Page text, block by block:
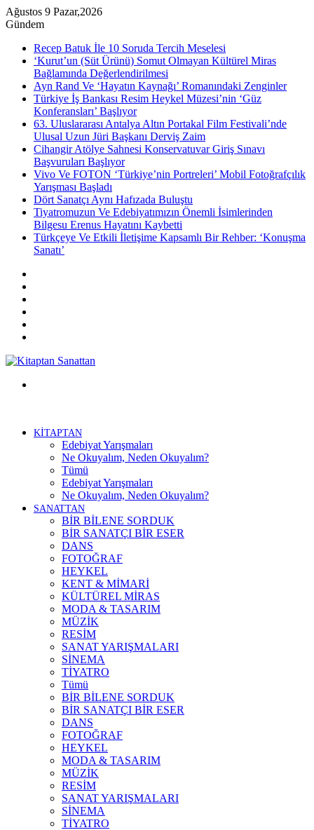
Ağustos 9 Pazar,2026
Gündem
Recep Batuk İle 10 Soruda Tercih Meselesi
‘Kurut’un (Süt Ürünü) Somut Olmayan Kültürel Miras
Bağlamında Değerlendirilmesi
Ayn Rand Ve ‘Hayatın Kaynağı’ Romanındaki Zenginler
Türkiye İş Bankası Resim Heykel Müzesi’nin ‘Güz
Konferansları’ Başlıyor
63. Uluslararası Antalya Altın Portakal Film Festivali’nde
Ulusal Uzun Jüri Başkanı Derviş Zaim
Cihangir Atölye Sahnesi Konservatuvar Giriş Sınavı
Başvuruları Başlıyor
Vivo Ve FOTON ‘Türkiye’nin Portreleri’ Mobil Fotoğrafçılık
Yarışması Başladı
Dört Sanatçı Aynı Hafızada Buluştu
Tiyatromuzun Ve Edebiyatımızın Önemli İsimlerinden
Bilgesu Erenus Hayatını Kaybetti
Türkçeye Ve Etkili İletişime Kapsamlı Bir Rehber: ‘Konuşma
Sanatı’
KİTAPTAN
Edebiyat Yarışmaları
Ne Okuyalım, Neden Okuyalım?
Tümü
Edebiyat Yarışmaları
Ne Okuyalım, Neden Okuyalım?
SANATTAN
BİR BİLENE SORDUK
BİR SANATÇI BİR ESER
DANS
FOTOĞRAF
HEYKEL
KENT & MİMARİ
KÜLTÜREL MİRAS
MODA & TASARIM
MÜZİK
RESİM
SANAT YARIŞMALARI
SİNEMA
TİYATRO
Tümü
BİR BİLENE SORDUK
BİR SANATÇI BİR ESER
DANS
FOTOĞRAF
HEYKEL
MODA & TASARIM
MÜZİK
RESİM
SANAT YARIŞMALARI
SİNEMA
TİYATRO